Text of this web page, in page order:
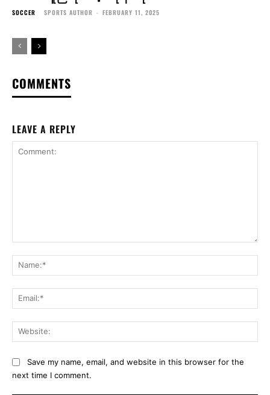
SOCCER SPORTS AUTHOR - FEBRUARY 11, 2025
COMMENTS
LEAVE A REPLY
Save my name, email, and website in this browser for the
next time I comment.